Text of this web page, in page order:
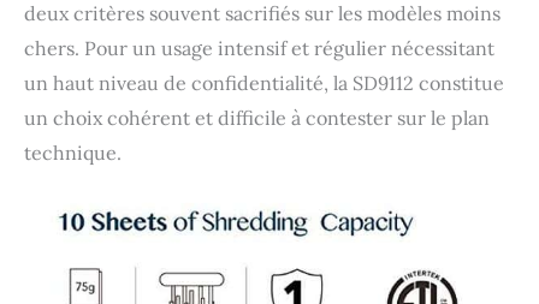
deux critères souvent sacrifiés sur les modèles moins
chers. Pour un usage intensif et régulier nécessitant
un haut niveau de confidentialité, la SD9112 constitue
un choix cohérent et difficile à contester sur le plan
technique.